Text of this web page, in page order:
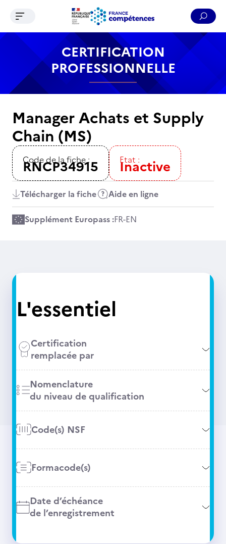
Contenu Recherche Menu Pied de page
Ouvrir le menu de navigation
CERTIFICATION
PROFESSIONNELLE
Manager Achats et Supply
Chain (MS)
Code de la fiche :
RNCP34915 Etat :
Inactive
Télécharger la fiche Aide en ligne
Supplément Europass :FR-EN
L'essentiel
Certification
remplacée par
Nomenclature
du niveau de qualification
Code(s) NSF
Formacode(s)
Date d’échéance
de l’enregistrement